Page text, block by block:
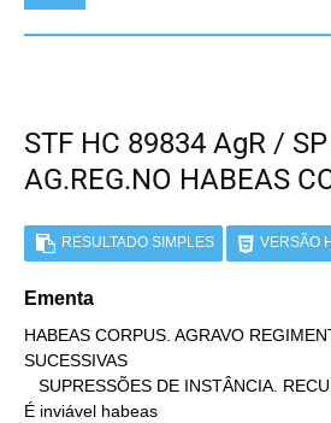
STF HC 89834 AgR /
AG.REG.NO HABEAS
RESULTADO SIMPLES VERSÃO
Ementa
HABEAS CORPUS. AGRAVO
SUCESSIVAS
É inviável habeas